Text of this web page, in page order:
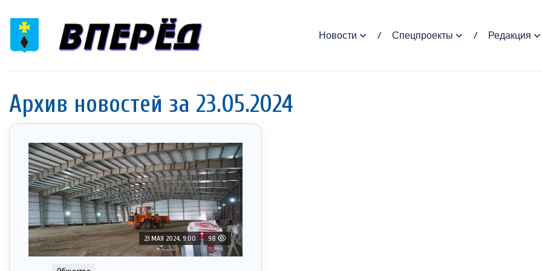
Новости Спецпроекты Редакция
Архив новостей за 23.05.2024
23 МАЯ 2024, 9:00 98